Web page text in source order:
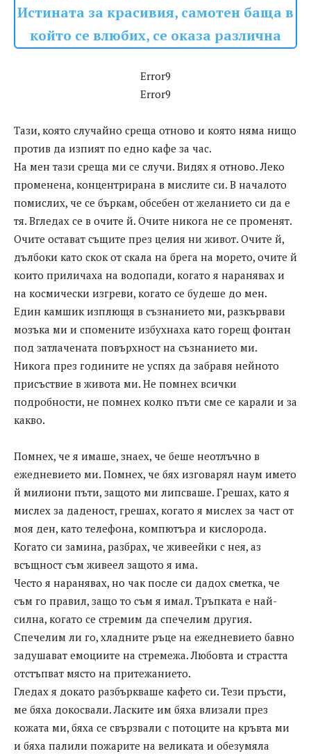
Истината за красивия, самотен баща в
който се влюбих, се оказа различна
Error9
Error9
Тази, която случайно среща отново и която няма нищо
против да изпият по едно кафе за час.
На мен тази среща ми се случи. Видях я отново. Леко
променена, концентрирана в мислите си. В началото
помислих, че се бъркам, обсебен от желанието си да е
тя. Вгледах се в очите й. Очите никога не се променят.
Очите остават същите през целия ни живот. Очите й,
дълбоки като скок от скала на брега на морето, очите й
които приличаха на водопади, когато я наранявах и
на космически изгреви, когато се будеше до мен.
Един камшик изплющя в съзнанието ми, разкървави
мозъка ми и спомените избухнаха като горещ фонтан
под затлачената повърхност на съзнанието ми.
Никога през годините не успях да забравя нейното
присъствие в живота ми. Не помнех всички
подробности, не помнех колко пъти сме се карали и за
какво.
Помнех, че я имаше, знаех, че беше неотлъчно в
ежедневието ми. Помнех, че бях изговарял наум името
й милиони пъти, защото ми липсваше. Грешах, като я
мислех за даденост, грешах, когато я мислех за част от
моя ден, като телефона, компютъра и кислорода.
Когато си замина, разбрах, че живеейки с нея, аз
всъщност съм живеел защото я има.
Често я наранявах, но чак после си дадох сметка, че
съм го правил, защо то съм я имал. Тръпката е най-
силна, когато се стремим да спечелим другия.
Спечелим ли го, хладните ръце на ежедневието бавно
задушават емоциите на стремежа. Любовта и страстта
отстъпват място на притежанието.
Гледах я докато разбъркваше кафето си. Тези пръсти,
ме бяха докосвали. Ласките им бяха влизали през
кожата ми, бяха се свързвали с потоците на кръвта ми
и бяха палили пожарите на великата и обезумяла